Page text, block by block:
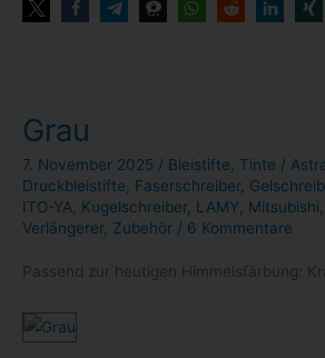
Grau
7. November 2025 / Bleistifte, Tinte /
Druckbleistifte, Faserschreiber,
ITO-YA, Kugelschreiber, LAMY, Mitsubishi,
Verlängerer, Zubehör / 6 Kommentare
Pas­send zur heu­ti­gen Him­mels­fär­bung: